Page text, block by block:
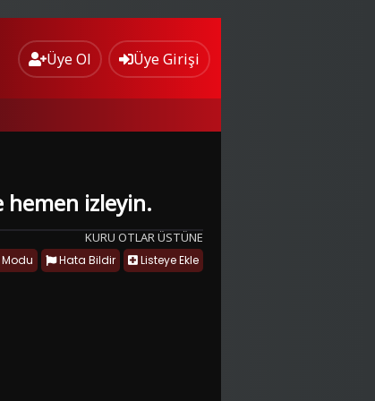
Üye Ol Üye Girişi
hemen izleyin.
KURU OTLAR ÜSTÜNE
Listeye Ekle
Hata Bildir